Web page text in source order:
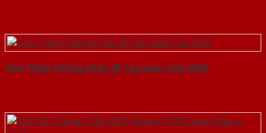
Cửa Thép Chống Cháy 2P tay nam Cửa-SGD